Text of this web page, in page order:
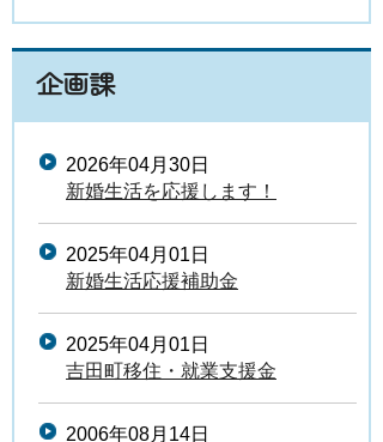
企画課
2026年04月30日
新婚生活を応援します！
2025年04月01日
新婚生活応援補助金
2025年04月01日
吉田町移住・就業支援金
2006年08月14日